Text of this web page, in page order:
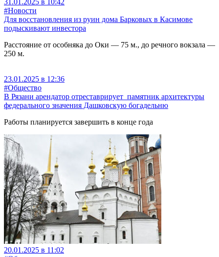
31.01.2025 в 10:42
#Новости
Для восстановления из руин дома Барковых в Касимове
подыскивают инвестора
Расстояние от особняка до Оки — 75 м., до речного вокзала —
250 м.
23.01.2025 в 12:36
#Общество
В Рязани арендатор отреставрирует памятник архитектуры
федерального значения Дашковскую богадельню
Работы планируется завершить в конце года
20.01.2025 в 11:02